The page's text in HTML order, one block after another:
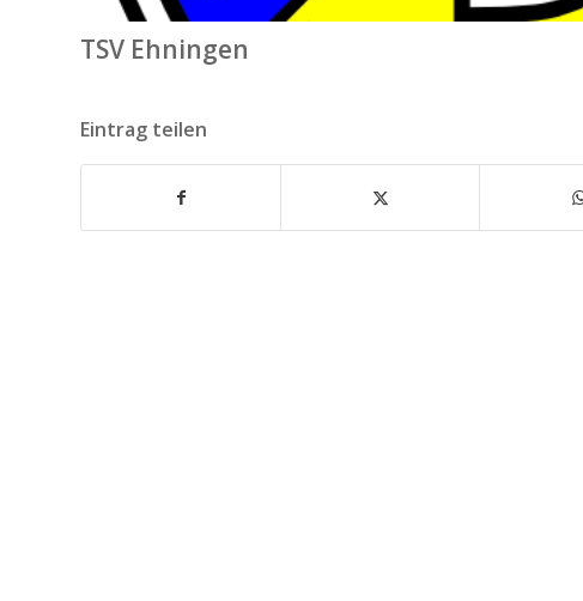
TSV Ehningen
Eintrag teilen